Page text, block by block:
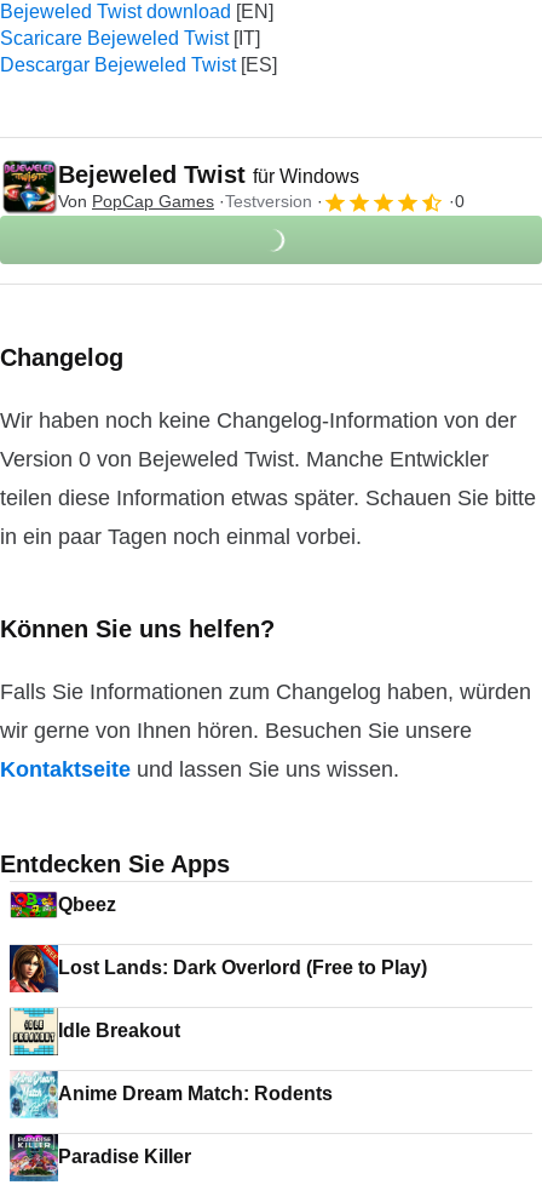
Bejeweled Twist download
Scaricare Bejeweled Twist
Descargar Bejeweled Twist
Bejeweled Twist für Windows
Von PopCap Games Testversion 0
Changelog
Wir haben noch keine Changelog-Information von der
Version 0 von Bejeweled Twist. Manche Entwickler
teilen diese Information etwas später. Schauen Sie bitte
in ein paar Tagen noch einmal vorbei.
Können Sie uns helfen?
Falls Sie Informationen zum Changelog haben, würden
wir gerne von Ihnen hören. Besuchen Sie unsere
Kontaktseite und lassen Sie uns wissen.
Entdecken Sie Apps
Qbeez
Lost Lands: Dark Overlord (Free to Play)
Idle Breakout
Anime Dream Match: Rodents
Paradise Killer